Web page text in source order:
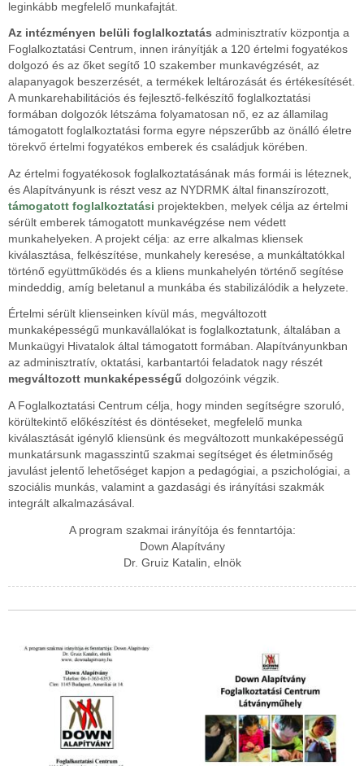
leginkább megfelelő munkafajtát.
Az intézményen belüli foglalkoztatás adminisztratív központja a
Foglalkoztatási Centrum, innen irányítják a 120 értelmi fogyatékos
dolgozó és az őket segítő 10 szakember munkavégzését, az
alapanyagok beszerzését, a termékek leltározását és értékesítését.
A munkarehabilitációs és fejlesztő-felkészítő foglalkoztatási
formában dolgozók létszáma folyamatosan nő, ez az államilag
támogatott foglalkoztatási forma egyre népszerűbb az önálló életre
törekvő értelmi fogyatékos emberek és családjuk körében.
Az értelmi fogyatékosok foglalkoztatásának más formái is léteznek,
és Alapítványunk is részt vesz az NYDRMK által finanszírozott,
támogatott foglalkoztatási projektekben, melyek célja az értelmi
sérült emberek támogatott munkavégzése nem védett
munkahelyeken. A projekt célja: az erre alkalmas kliensek
kiválasztása, felkészítése, munkahely keresése, a munkáltatókkal
történő együttműködés és a kliens munkahelyén történő segítése
mindeddig, amíg beletanul a munkába és stabilizálódik a helyzete.
Értelmi sérült klienseinken kívül más, megváltozott
munkaképességű munkavállalókat is foglalkoztatunk, általában a
Munkaügyi Hivatalok által támogatott formában. Alapítványunkban
az adminisztratív, oktatási, karbantartói feladatok nagy részét
megváltozott munkaképességű dolgozóink végzik.
A Foglalkoztatási Centrum célja, hogy minden segítségre szoruló,
körültekintő előkészítést és döntéseket, megfelelő munka
kiválasztását igénylő kliensünk és megváltozott munkaképességű
munkatársunk magasszintű szakmai segítséget és életminőség
javulást jelentő lehetőséget kapjon a pedagógiai, a pszichológiai, a
szociális munkás, valamint a gazdasági és irányítási szakmák
integrált alkalmazásával.
A program szakmai irányítója és fenntartója:
Down Alapítvány
Dr. Gruiz Katalin, elnök